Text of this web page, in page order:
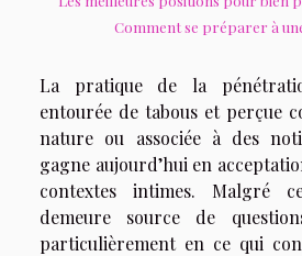
Comment se préparer à
La pratique de la
entourée de tabous et perçue
nature ou associée à des
gagne aujourd’hui en
contextes intimes. Malgré
demeure source de
particulièrement en ce qui